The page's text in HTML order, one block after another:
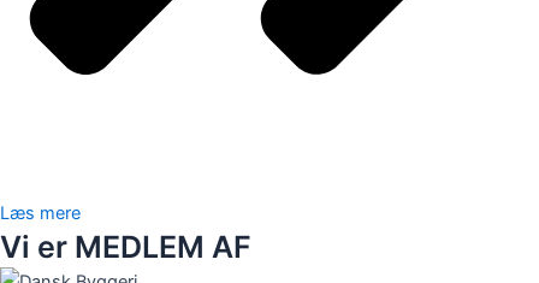
Læs mere
Vi er MEDLEM AF